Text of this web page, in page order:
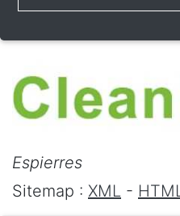
Espierres
Sitemap : XML -